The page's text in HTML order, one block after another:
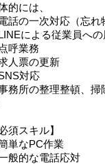
的には、
話の一次対応（忘れ
による従業員へ
呼業務
人票の更新
対応
務所の整理整頓、掃
必須スキル】
単なPC作業
般的な電話応対